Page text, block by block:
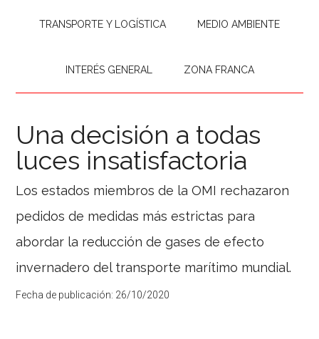
TRANSPORTE Y LOGÍSTICA MEDIO AMBIENTE
INTERÉS GENERAL ZONA FRANCA
Una decisión a todas
luces insatisfactoria
Los estados miembros de la OMI rechazaron
pedidos de medidas más estrictas para
abordar la reducción de gases de efecto
invernadero del transporte marítimo mundial.
Fecha de publicación: 26/10/2020